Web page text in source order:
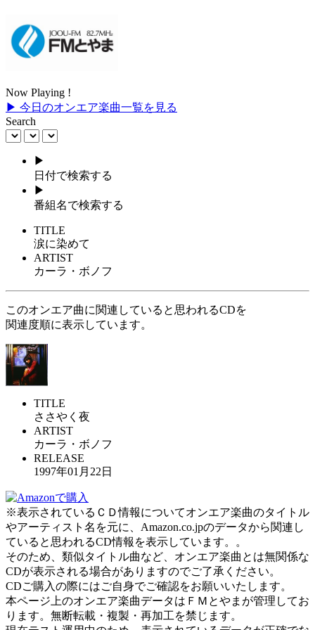
Now Playing !
▶ 今日のオンエア楽曲一覧を見る
Search
▶
日付で検索する
▶
番組名で検索する
TITLE
涙に染めて
ARTIST
カーラ・ボノフ
このオンエア曲に関連していると思われるCDを
関連度順に表示しています。
TITLE
ささやく夜
ARTIST
カーラ・ボノフ
RELEASE
1997年01月22日
※表示されているＣＤ情報についてオンエア楽曲のタイトル
やアーティスト名を元に、Amazon.co.jpのデータから関連し
ていると思われるCD情報を表示しています。。
そのため、類似タイトル曲など、オンエア楽曲とは無関係な
CDが表示される場合がありますのでご了承ください。
CDご購入の際にはご自身でご確認をお願いいたします。
本ページ上のオンエア楽曲データはＦＭとやまが管理してお
ります。無断転載・複製・再加工を禁じます。